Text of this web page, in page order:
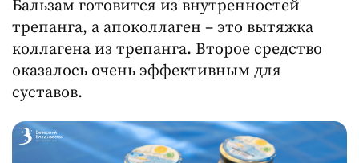
Бальзам готовится из внутренностей
трепанга, а апоколлаген – это вытяжка
коллагена из трепанга. Второе средство
оказалось очень эффективным для
суставов.